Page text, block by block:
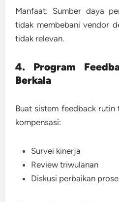
Manfaat: Sumber daya
tidak membebani vendor
tidak relevan.
4. Program
Berkala
Buat sistem feedback rutin
kompensasi:
Survei kinerja
Review triwulanan
Diskusi perbaikan